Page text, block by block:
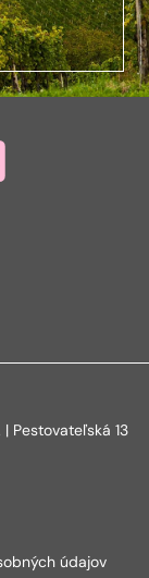
Pestovateľská 13
údajov